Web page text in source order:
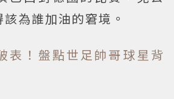
為誰加油的窘境。
表！盤點世足帥哥球星背